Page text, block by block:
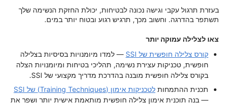
בעזרת תרגול עקבי וגישה נכונה לבטיחות, יכולת החזקת הנשימה שלך
תשתפר בהדרגה. וחשוב מכך, תרגיש רגוע ובטוח יותר במים.
צאו לצלילה עמוקה יותר
קורס צלילה חופשית של SSI
— למדו מיומנויות בסיסיות בצלילה
חופשית, טכניקות עצירת נשימה, תהליכי בטיחות ומיומנויות הצלה
בקורס צלילה חופשית מובנה בהדרכת מדריך מקצועי של SSI.
תכנית ההתמחות לטכניקות אימון (Training Techniques) של SSI
— בנה תוכנית אימון צלילה חופשית מותאמת אישית יותר ושפר את